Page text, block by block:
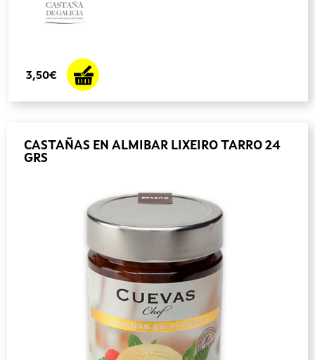
3,50€
CASTAÑAS EN ALMIBAR LIXEIRO TARRO 24
GRS